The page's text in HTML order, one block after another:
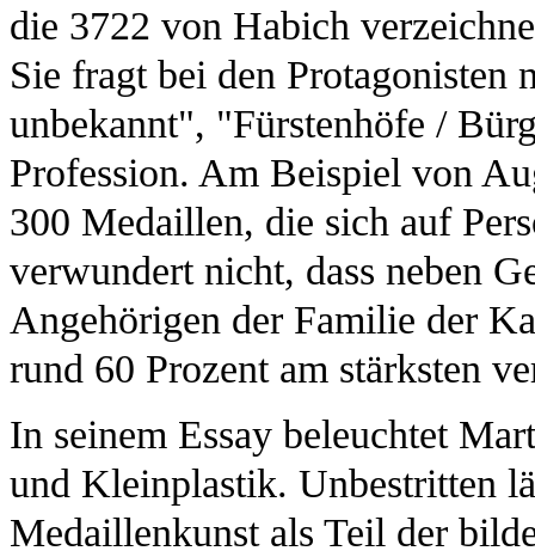
die 3722 von Habich
Sie fragt bei den
unbekannt", "Fürstenhöfe /
Profession. Am Beispiel von
300 Medaillen, die sich auf
verwundert nicht, dass neben
Angehörigen der Familie der
rund 60 Prozent am stärksten
In seinem Essay beleuchtet
und Kleinplastik. Unbestritten
Medaillenkunst als Teil der